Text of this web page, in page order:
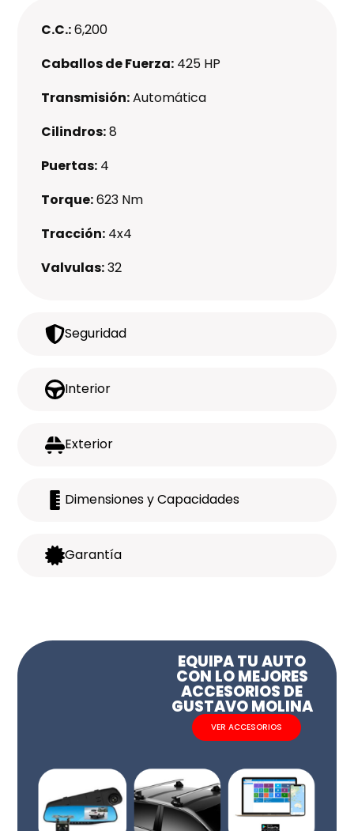
Seguridad
Interior
Exterior
Dimensiones y Capacidades
Garantía
C.C.:6,200
Caballos de Fuerza: 425 HP
Transmisión:Automática
Cilindros:8
Puertas: 4
Torque:623 Nm
Tracción: 4x4
Valvulas:32
EQUIPA TU AUTO
CON LO MEJORES
ACCESORIOS DE
GUSTAVO MOLINA
VER ACCESORIOS